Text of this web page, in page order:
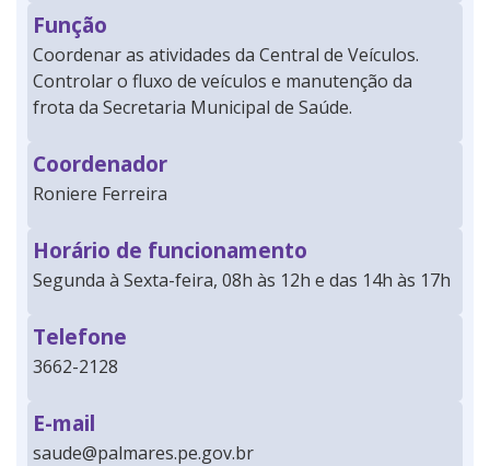
Função
Coordenar as atividades da Central de Veículos.
Controlar o fluxo de veículos e manutenção da
frota da Secretaria Municipal de Saúde.
Coordenador
Roniere Ferreira
Horário de funcionamento
Segunda à Sexta-feira, 08h às 12h e das 14h às 17h
Telefone
3662-2128
E-mail
saude@palmares.pe.gov.br